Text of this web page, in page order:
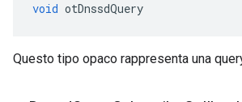
void otDnssdQuery
Questo tipo opaco rappresenta una